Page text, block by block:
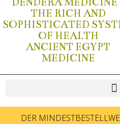
THE RICH AND
SOPHISTICATED
OF HEALTH
ANCIENT EGYPT
MEDICINE
DER